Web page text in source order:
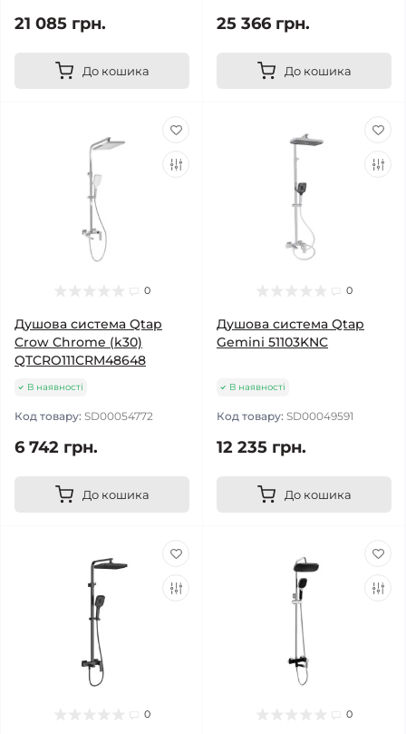
21 085 грн.
До кошика
25 366 грн.
До кошика
0
Душова система Qtap
Crow Chrome (k30)
QTCRO111CRM48648
В наявності
Код товару: SD00054772
6 742 грн.
До кошика
0
Душова система Qtap
Gemini 51103KNC
В наявності
Код товару: SD00049591
12 235 грн.
До кошика
0 0